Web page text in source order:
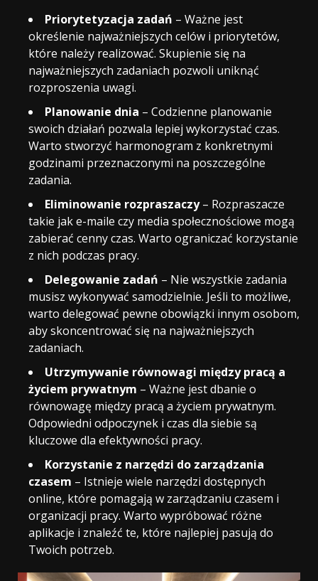
Priorytetyzacja zadań – Ważne jest
określenie najważniejszych celów i priorytetów,
które należy realizować. Skupienie się na
najważniejszych zadaniach pozwoli uniknąć
rozproszenia uwagi.
Planowanie dnia – Codzienne planowanie
swoich działań pozwala lepiej wykorzystać czas.
Warto stworzyć harmonogram z konkretnymi
godzinami przeznaczonymi na poszczególne
zadania.
Eliminowanie rozpraszaczy– Rozpraszacze
takie jak e-maile czy media społecznościowe mogą
zabierać cenny czas. Warto ograniczać korzystanie
z nich podczas pracy.
Delegowanie zadań – Nie wszystkie zadania
musisz wykonywać samodzielnie. Jeśli to możliwe,
warto delegować pewne obowiązki innym osobom,
aby skoncentrować się na najważniejszych
zadaniach.
Utrzymywanie równowagi między pracą a
życiem prywatnym – Ważne jest dbanie o
równowagę między pracą a życiem prywatnym.
Odpowiedni odpoczynek i czas dla siebie są
kluczowe dla efektywności pracy.
Korzystanie z narzędzi do zarządzania
czasem – Istnieje wiele narzędzi dostępnych
online, które pomagają w zarządzaniu czasem i
organizacji pracy. Warto wypróbować różne
aplikacje i znaleźć te, które najlepiej pasują do
Twoich potrzeb.